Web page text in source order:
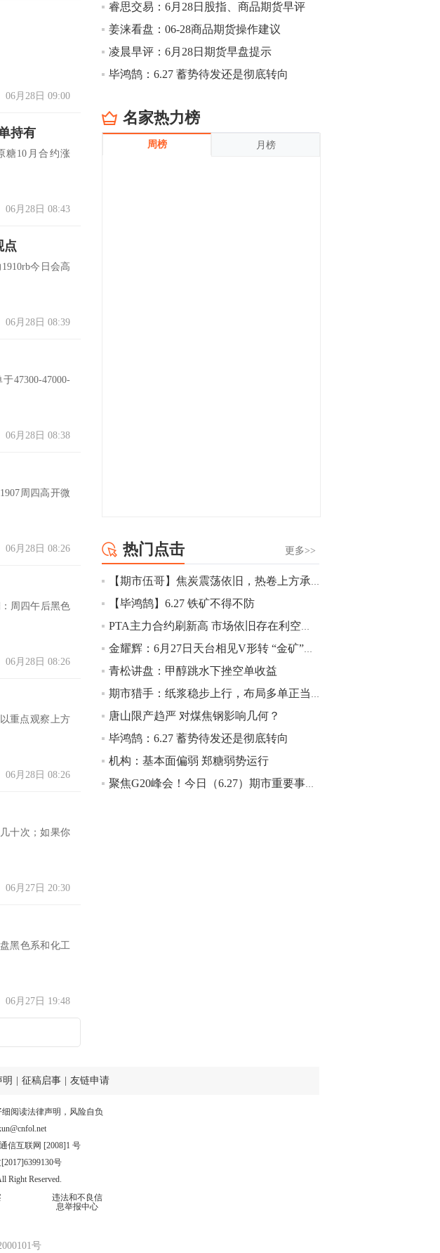
06月28日 09:00
持有
糖10月合约涨
06月28日 08:43
点
今日会高
06月28日 08:39
47300-47000-
06月28日 08:38
周四高开微
06月28日 08:26
周四午后黑色
06月28日 08:26
重点观察上方
06月28日 08:26
十次；如果你
06月27日 20:30
黑色系和化工
06月27日 19:48
立涨势，白银将开启补涨，且涨幅超过黄
金，金银比有望高位回归。
13:55
豆二期货主力合约涨停，涨幅达3.98%，报
CBOT大豆期货市场上涨，11月期约收高
影响，夜盘连粕高位窄幅震荡，建议短线
操作为主。 ...
13:54
8月5日消息，内外盘贵金属强劲走升，沪
金主力合约涨停，涨幅3.99%，报334.00
幅扩大至4.4%。
10:43
【行情】芝加哥11月大豆期货跌0.4%，12
月玉米期货跌1%。
10:43
【行情】油脂油料期货表现抢眼，豆二期
2.5%，棕榈油涨近2%，菜粕涨1.54%。
10:17
【研报精选】国内期货机构对8月5日的原
油期货走势预测
睿思交易：6月28日股指、商品期货早评
姜涞看盘：06-28商品期货操作建议
凌晨早评：6月28日期货早盘提示
毕鸿鹄：6.27 蓄势待发还是彻底转向
名家热力榜
周榜 月榜
更多>>
热门点击
【期市伍哥】焦炭震荡依旧，热卷上方承压等形态，苹果价格继续涨
【毕鸿鹄】6.27 铁矿不得不防
PTA主力合约刷新高 市场依旧存在利空因素！
金耀辉：6月27日天台相见V形转 “金矿”回踩先做多
青松讲盘：甲醇跳水下挫空单收益
期市猎手：纸浆稳步上行，布局多单正当时
唐山限产趋严 对煤焦钢影响几何？
毕鸿鹄：6.27 蓄势待发还是彻底转向
机构：基本面偏弱 郑糖弱势运行
聚焦G20峰会！今日（6.27）期市重要事件盘点以及未来事件提醒
明 征稿启事 友链申请
细阅读法律声明 ，风险自负
互联网 [2008]1 号
号
Right Reserved.
违法和不良信
息举报中心
号